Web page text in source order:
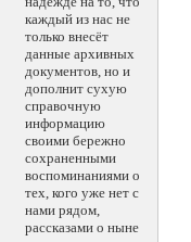
каждый из нас не
только внесёт
данные архивных
документов, но и
дополнит сухую
справочную
информацию
своими бережно
сохраненными
воспоминаниями о
тех, кого уже нет с
нами рядом,
рассказами о ныне